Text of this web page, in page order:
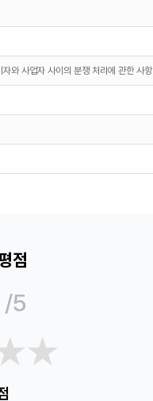
와 사업자 사이의 분쟁 처리에 관한 사항
점
/5